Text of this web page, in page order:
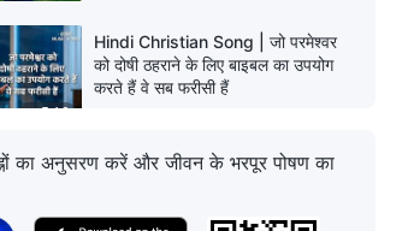
5:10
Hindi Christian Song | जो परमेश्वर
को दोषी ठहराने के लिए बाइबल का उपयोग
करते हैं वे सब फरीसी हैं
Hindi Christian Song | मनुष्य का
वास्तविक कहानी
का अनुसरण करें और जीवन के भरपूर पोषण का